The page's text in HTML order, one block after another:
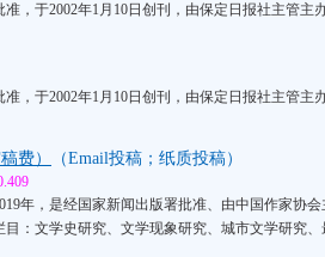
准，于2002年1月10日创刊，由保定日报社主管
准，于2002年1月10日创刊，由保定日报社主管
费） （Email投稿；纸质投稿）
年，是经国家新闻出版署批准、由中国作家协
：文学史研究、文学现象研究、城市文学研究、